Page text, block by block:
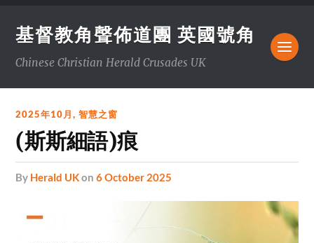
基督教角聲佈道團 英國號角
Chinese Christian Herald Crusades UK
2025年10月,智慧之窗
(斯斯細語)痕
by Herald UKon6 October 2025